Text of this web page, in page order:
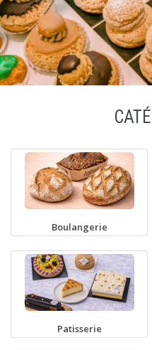
Boulangerie
Patisserie